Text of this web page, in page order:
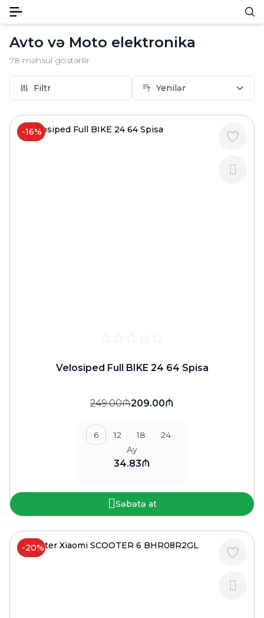
Avto və Moto elektronika
78 məhsul göstərilir
Filtr Yenilər
-16%
Velosiped Full BIKE 24 64 Spisa
249.00₼209.00₼
6 12 18
24
Ay
34.83₼
Səbətə at
-20%